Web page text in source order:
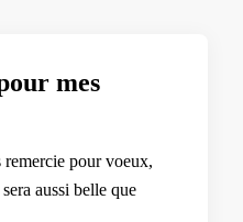
mes
pour voeux,
aussi belle que